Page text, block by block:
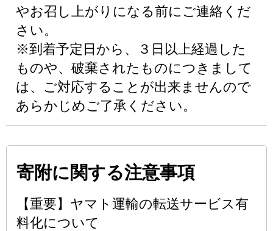
やお召し上がりになる前にご連絡くだ
さい。
※到着予定日から、３日以上経過した
ものや、破棄されたものにつきまして
は、ご対応することが出来ませんので
あらかじめご了承ください。
寄附に関する注意事項
【重要】ヤマト運輸の転送サービス有
料化について